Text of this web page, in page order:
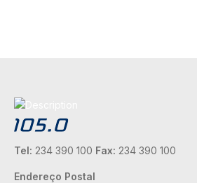
Tel: 234 390 100 Fax: 234 390 100
Endereço Postal